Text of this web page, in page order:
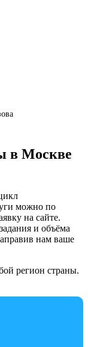
в Москве
можно по
на сайте.
и объёма
нам ваше
регион страны.